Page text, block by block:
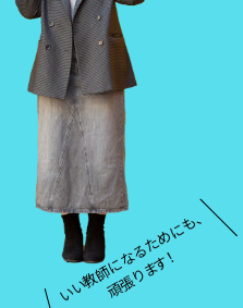
いい教師になるためにも、
頑張ります！